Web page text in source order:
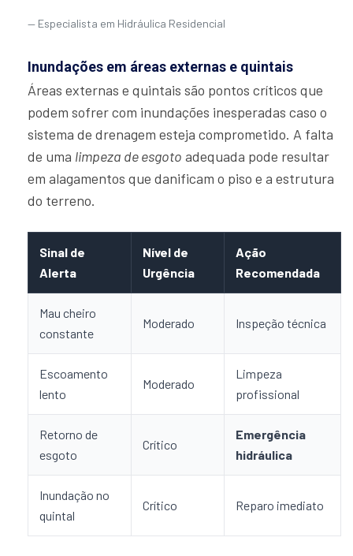
Especialista em Hidráulica Residencial
Inundações em áreas externas e quintais
Áreas externas e quintais são pontos críticos que
podem sofrer com inundações inesperadas caso o
sistema de drenagem esteja comprometido. A falta
de uma limpeza de esgoto adequada pode resultar
em alagamentos que danificam o piso e a estrutura
do terreno.
Sinal de
Alerta
Nível de
Urgência
Ação
Recomendada
Mau cheiro
constante
Moderado Inspeção técnica
Escoamento
lento
Moderado
Limpeza
profissional
Retorno de
esgoto
Crítico
Emergência
hidráulica
Inundação no
quintal
Crítico Reparo imediato